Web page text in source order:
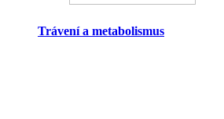
Trávení a metabolismus